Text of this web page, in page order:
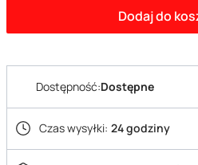
Dodaj do
Dostępność:Dostępne
Czas wysyłki: 24 godziny